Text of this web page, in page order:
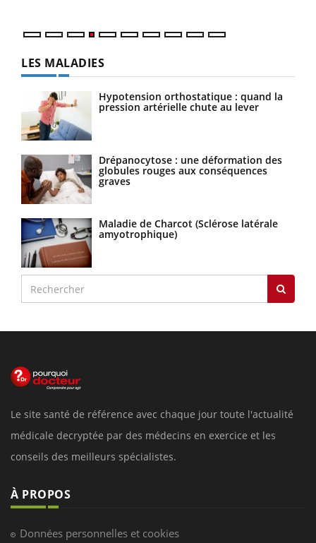
LES MALADIES
Hypotension orthostatique : quand la
pression artérielle chute au lever
Drépanocytose : une déformation des
globules rouges aux conséquences
graves
Maladie de Charcot (Sclérose latérale
amyotrophique)
Le site santé de référence avec chaque jour toute l'actualité
médicale decryptée par des médecins en exercice et les
conseils des meilleurs spécialistes.
À PROPOS
Données personnelles et cookies